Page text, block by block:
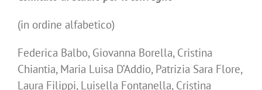
(in ordine alfabetico)
Federica Balbo, Giovanna Borella, Cristina
Chiantia, Maria Luisa D’Addio, Patrizia Sara Flore,
Laura Filippi, Luisella Fontanella, Cristina